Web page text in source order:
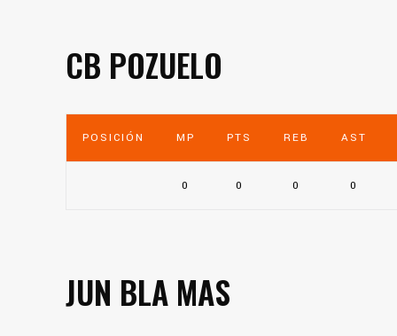
CB POZUELO
POSICIÓN MP PTS REB AST
0 0 0 0
JUN BLA MAS